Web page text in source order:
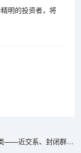
明的投资者，将
闭群与突变系的特征及应用